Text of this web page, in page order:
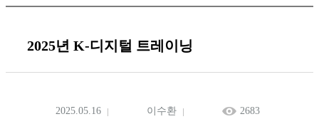
2025년 K-디지털 트레이닝
2025.05.16 이수환 2683